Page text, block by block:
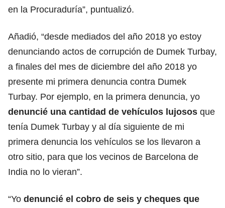
en la Procuraduría”, puntualizó.
Añadió, “desde mediados del año 2018 yo estoy
denunciando actos de corrupción de Dumek Turbay,
a finales del mes de diciembre del año 2018 yo
presente mi primera denuncia contra Dumek
Turbay. Por ejemplo, en la primera denuncia, yo
denuncié una cantidad de vehículos lujosos que
tenía Dumek Turbay y al día siguiente de mi
primera denuncia los vehículos se los llevaron a
otro sitio, para que los vecinos de Barcelona de
India no lo vieran”.
“Yo denuncié el cobro de seis y cheques que